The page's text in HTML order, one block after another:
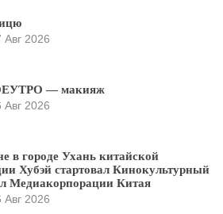
Авг 2026
— макияж
Авг 2026
в городе Ухань китайской
Хубэй стартовал Кинокультурный
Медиакорпорации Китая
Авг 2026